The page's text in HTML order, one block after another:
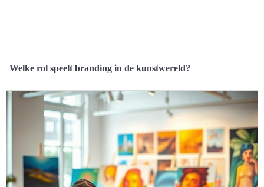
Welke rol speelt branding in de kunstwereld?